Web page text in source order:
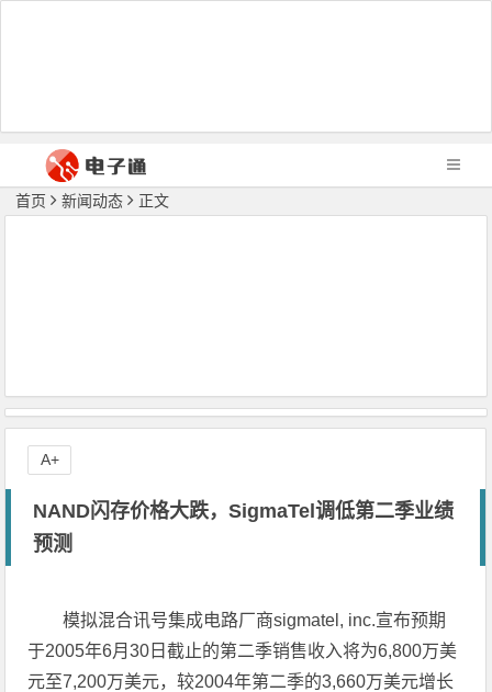
首页 新闻动态 正文
NAND闪存价格大跌，SigmaTel调低第二季业绩
预测
模拟混合讯号集成电路厂商sigmatel, inc.宣布预期
于2005年6月30日截止的第二季销售收入将为6,800万美
元至7,200万美元，较2004年第二季的3,660万美元增长
A+